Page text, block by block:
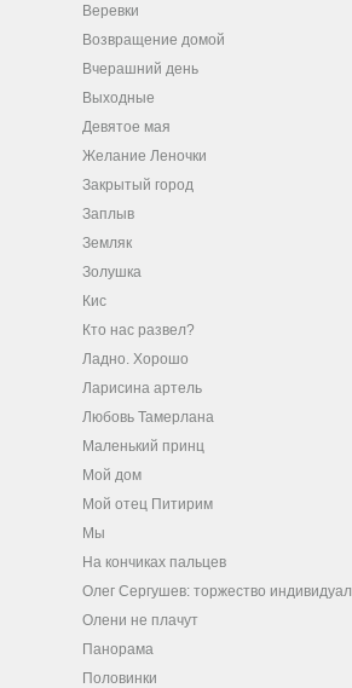
Веревки
Возвращение домой
Вчерашний день
Выходные
Девятое мая
Желание Леночки
Закрытый город
Заплыв
Земляк
Золушка
Кис
Кто нас развел?
Ладно. Хорошо
Ларисина артель
Любовь Тамерлана
Маленький принц
Мой дом
Мой отец Питирим
Мы
На кончиках пальцев
Олег Сергушев: торжество
Олени не плачут
Панорама
Половинки